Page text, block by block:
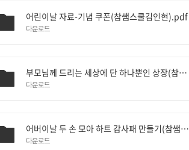
어린이날 자료-기념 쿠폰(참쌤스쿨김인현).pdf
다운로드
부모님께 드리는 세상에 단 하나뿐인 상장(참쌤스쿨김누리).zip
다운로드
어버이날 두 손 모아 하트 감사패 만들기(참쌤스쿨변준석).zip
다운로드